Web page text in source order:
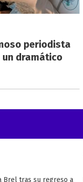
periodista
dramático
Brel tras su regreso a